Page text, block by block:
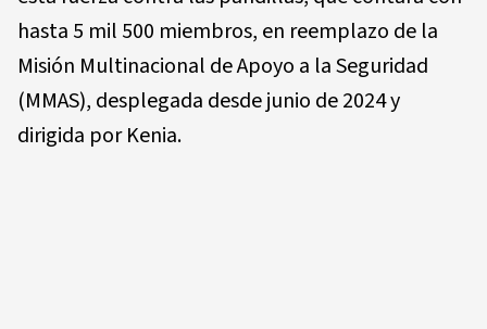
hasta 5 mil 500 miembros, en reemplazo de la
Misión Multinacional de Apoyo a la Seguridad
(MMAS), desplegada desde junio de 2024 y
dirigida por Kenia.